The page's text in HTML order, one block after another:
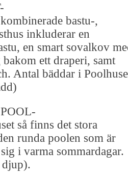
bastu-,
inkluderar en
en smart sovalkov
ett draperi, samt
Antal bäddar i
så finns det stora
runda poolen som är
i varma sommardagar.